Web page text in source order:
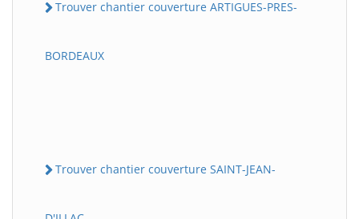
Trouver chantier couverture ARTIGUES-PRES-
BORDEAUX
Trouver chantier couverture SAINT-JEAN-